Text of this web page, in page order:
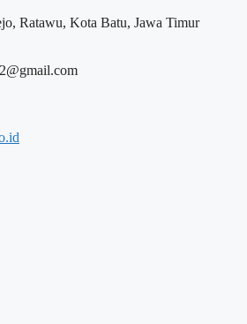
Ratawu, Kota Batu, Jawa Timur